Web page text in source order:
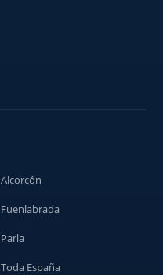
Alcorcón
Fuenlabrada
Parla
Toda España